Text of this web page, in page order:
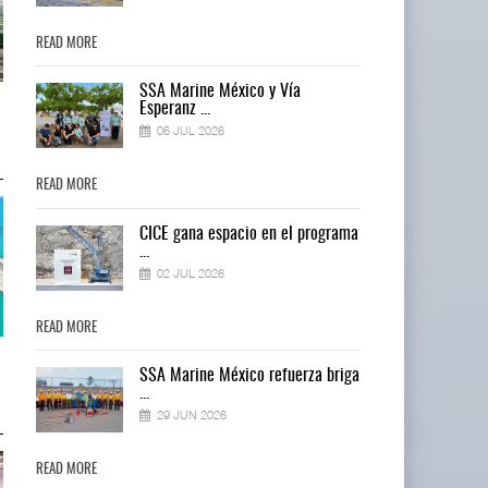
EE.UU. plantea nuevas
restricciones para trip ...
05 AGO 2026
equipamiento para mo ...
05 AGO 2026
equipamiento para mo ...
READ MORE
SSA Marine México y Vía
Esperanz ...
06 JUL 2026
READ MORE
CICE gana espacio en el programa
02 JUL 2026
READ MORE
SSA Marine México refuerza briga
...
29 JUN 2026
READ MORE